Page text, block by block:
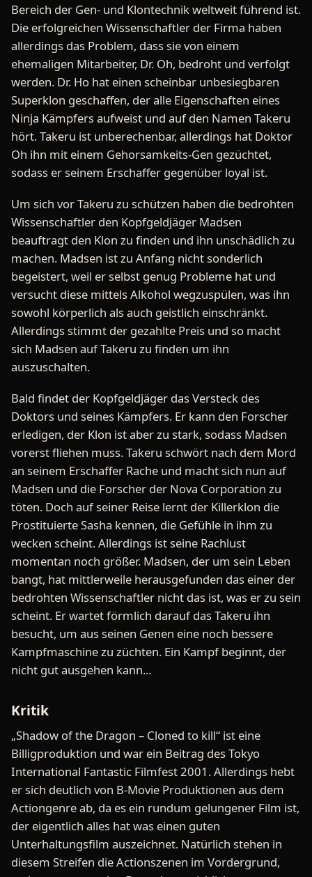
Bereich der Gen- und Klontechnik weltweit führend ist.
Die erfolgreichen Wissenschaftler der Firma haben
allerdings das Problem, dass sie von einem
ehemaligen Mitarbeiter, Dr. Oh, bedroht und verfolgt
werden. Dr. Ho hat einen scheinbar unbesiegbaren
Superklon geschaffen, der alle Eigenschaften eines
Ninja Kämpfers aufweist und auf den Namen Takeru
hört. Takeru ist unberechenbar, allerdings hat Doktor
Oh ihn mit einem Gehorsamkeits-Gen gezüchtet,
sodass er seinem Erschaffer gegenüber loyal ist.
Um sich vor Takeru zu schützen haben die bedrohten
Wissenschaftler den Kopfgeldjäger Madsen
beauftragt den Klon zu finden und ihn unschädlich zu
machen. Madsen ist zu Anfang nicht sonderlich
begeistert, weil er selbst genug Probleme hat und
versucht diese mittels Alkohol wegzuspülen, was ihn
sowohl körperlich als auch geistlich einschränkt.
Allerdings stimmt der gezahlte Preis und so macht
sich Madsen auf Takeru zu finden um ihn
auszuschalten.
Bald findet der Kopfgeldjäger das Versteck des
Doktors und seines Kämpfers. Er kann den Forscher
erledigen, der Klon ist aber zu stark, sodass Madsen
vorerst fliehen muss. Takeru schwört nach dem Mord
an seinem Erschaffer Rache und macht sich nun auf
Madsen und die Forscher der Nova Corporation zu
töten. Doch auf seiner Reise lernt der Killerklon die
Prostituierte Sasha kennen, die Gefühle in ihm zu
wecken scheint. Allerdings ist seine Rachlust
momentan noch größer. Madsen, der um sein Leben
bangt, hat mittlerweile herausgefunden das einer der
bedrohten Wissenschaftler nicht das ist, was er zu sein
scheint. Er wartet förmlich darauf das Takeru ihn
besucht, um aus seinen Genen eine noch bessere
Kampfmaschine zu züchten. Ein Kampf beginnt, der
nicht gut ausgehen kann...
Kritik
„Shadow of the Dragon – Cloned to kill“ ist eine
Billigproduktion und war ein Beitrag des Tokyo
International Fantastic Filmfest 2001. Allerdings hebt
er sich deutlich von B-Movie Produktionen aus dem
Actiongenre ab, da es ein rundum gelungener Film ist,
der eigentlich alles hat was einen guten
Unterhaltungsfilm auszeichnet. Natürlich stehen in
diesem Streifen die Actionszenen im Vordergrund,